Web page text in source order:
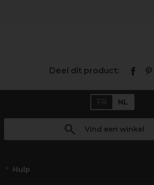
Deel dit product:
FR NL
Vind een winkel
Hulp